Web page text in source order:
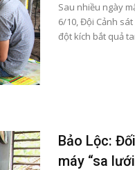
Sau nhiều ngày
6/10, Đội Cảnh
đột kích bắt quả
Bảo Lộc:
máy “sa